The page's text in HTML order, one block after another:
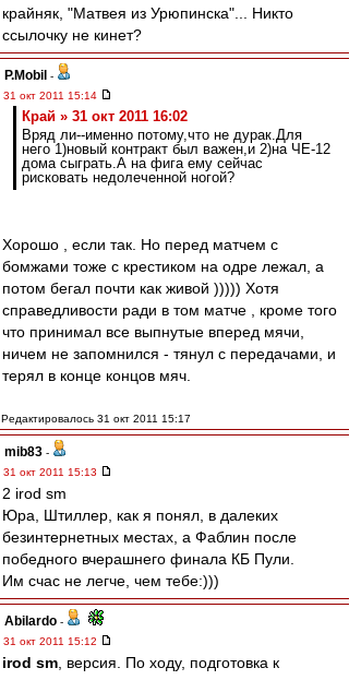
крайняк, "Матвея из Урюпинска"... Никто
ссылочку не кинет?
P.Mobil -
31 окт 2011 15:14
Край » 31 окт 2011 16:02
Вряд ли--именно потому,что не дурак.Для
него 1)новый контракт был важен,и 2)на ЧЕ-12
дома сыграть.А на фига ему сейчас
рисковать недолеченной ногой?
Хорошо , если так. Но перед матчем с
бомжами тоже с крестиком на одре лежал, а
потом бегал почти как живой ))))) Хотя
справедливости ради в том матче , кроме того
что принимал все выпнутые вперед мячи,
ничем не запомнился - тянул с передачами, и
терял в конце концов мяч.
Редактировалось 31 окт 2011 15:17
mib83 -
31 окт 2011 15:13
2 irod sm
Юра, Штиллер, как я понял, в далеких
безинтернетных местах, а Фаблин после
победного вчерашнего финала КБ Пули.
Им счас не легче, чем тебе:)))
Abilardo -
31 окт 2011 15:12
irod sm , версия. По ходу, подготовка к